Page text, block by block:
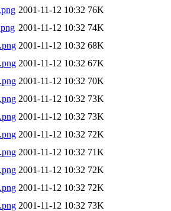
2001-11-12 10:32 76K
2001-11-12 10:32 74K
2001-11-12 10:32 68K
2001-11-12 10:32 67K
2001-11-12 10:32 70K
2001-11-12 10:32 73K
2001-11-12 10:32 73K
2001-11-12 10:32 72K
2001-11-12 10:32 71K
2001-11-12 10:32 72K
2001-11-12 10:32 72K
2001-11-12 10:32 73K